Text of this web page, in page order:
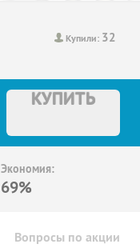
Купили: 32
КУПИТЬ
Экономия:
69%
Вопросы по акции